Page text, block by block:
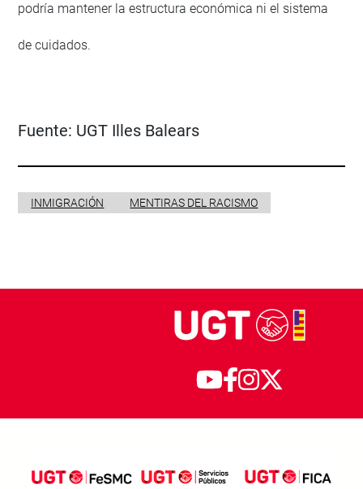
podría mantener la estructura económica ni el sistema
de cuidados.
Fuente: UGT Illes Balears
INMIGRACIÓN MENTIRAS DEL RACISMO